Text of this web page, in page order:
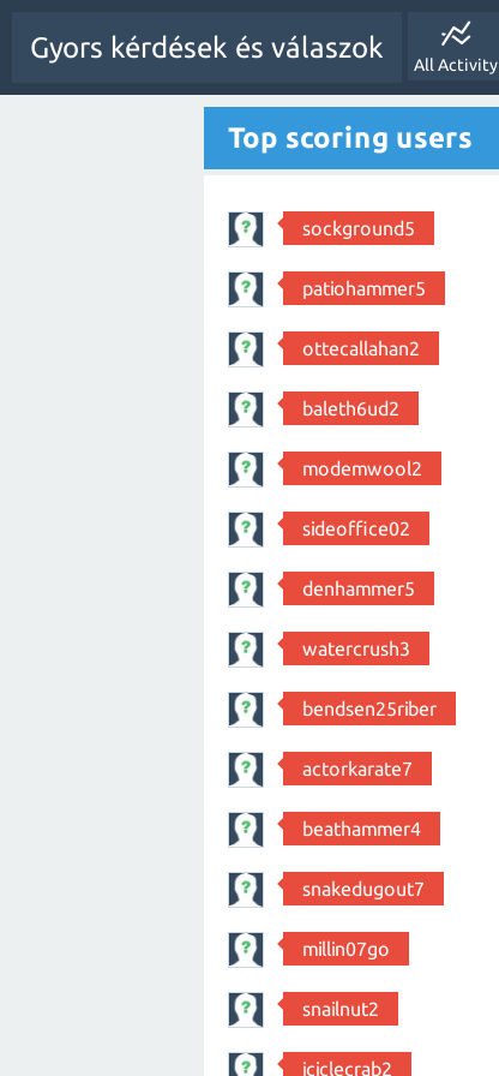
Gyors kérdések és válaszok
All Activity
Top scoring users
sockground5
patiohammer5
ottecallahan2
baleth6ud2
modemwool2
sideoffice02
denhammer5
watercrush3
bendsen25riber
actorkarate7
beathammer4
snakedugout7
millin07go
snailnut2
iciclecrab2